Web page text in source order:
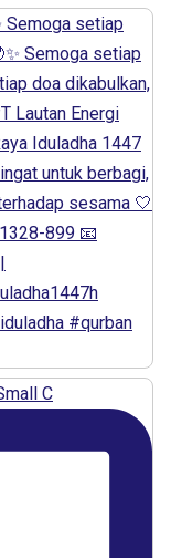
Semoga setiap
C